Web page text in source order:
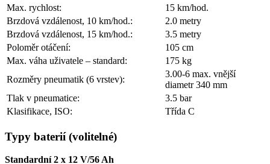
Max. rychlost:
15 km/hod.
Brzdová vzdálenost, 10 km/hod.:
2.0 metry
Brzdová vzdálenost, 15 km/hod.:
3.5 metry
Poloměr otáčení:
105 cm
Max. váha uživatele – standard:
175 kg
Rozměry pneumatik (6 vrstev):
3.00-6 max. vnější
diametr 340 mm
Tlak v pneumatice:
3.5 bar
Klasifikace, ISO:
Třída C
Typy baterií (volitelné)
Standardní 2 x 12 V/56 Ah